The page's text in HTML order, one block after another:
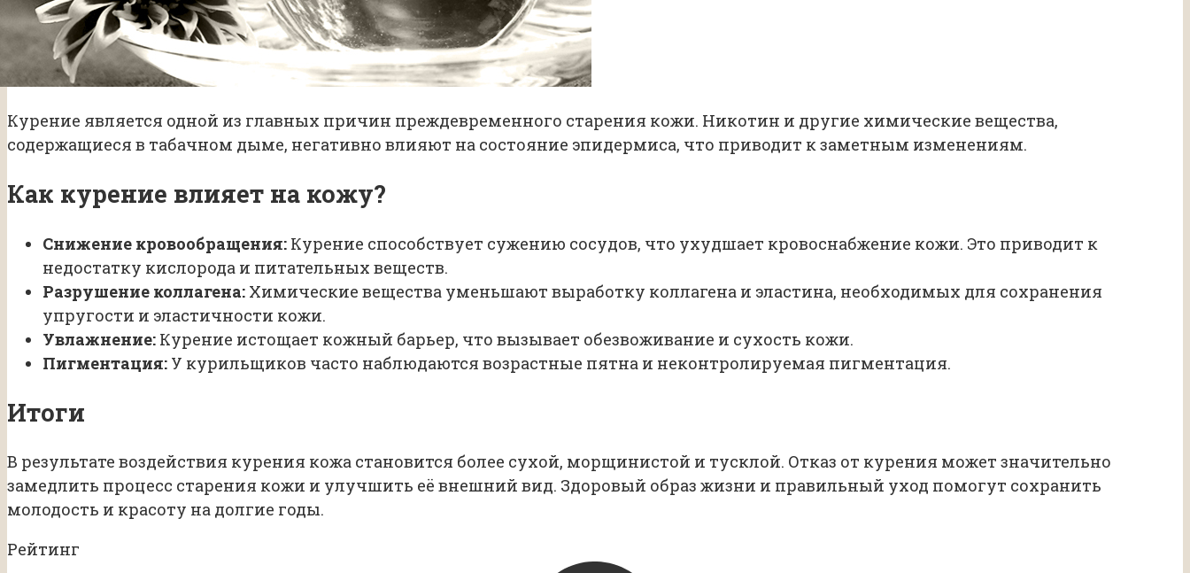
Курение является одной из главных причин преждевременного старения кожи. Никотин и другие химические вещества,
содержащиеся в табачном дыме, негативно влияют на состояние эпидермиса, что приводит к заметным изменениям.
Как курение влияет на кожу?
Снижение кровообращения: Курение способствует сужению сосудов, что ухудшает кровоснабжение кожи. Это приводит к
недостатку кислорода и питательных веществ.
Разрушение коллагена: Химические вещества уменьшают выработку коллагена и эластина, необходимых для сохранения
упругости и эластичности кожи.
Увлажнение: Курение истощает кожный барьер, что вызывает обезвоживание и сухость кожи.
Пигментация: У курильщиков часто наблюдаются возрастные пятна и неконтролируемая пигментация.
Итоги
В результате воздействия курения кожа становится более сухой, морщинистой и тусклой. Отказ от курения может значительно
замедлить процесс старения кожи и улучшить её внешний вид. Здоровый образ жизни и правильный уход помогут сохранить
молодость и красоту на долгие годы.
Рейтинг